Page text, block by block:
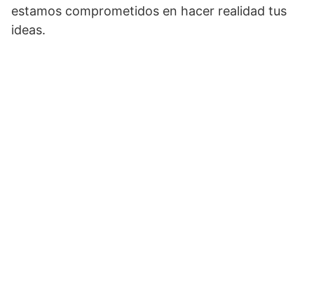
estamos comprometidos en hacer realidad tus
ideas.